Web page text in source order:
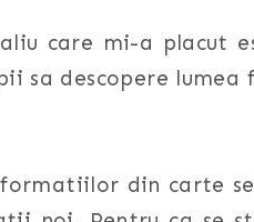
care mi-a placut
sa descopere lumea
din carte